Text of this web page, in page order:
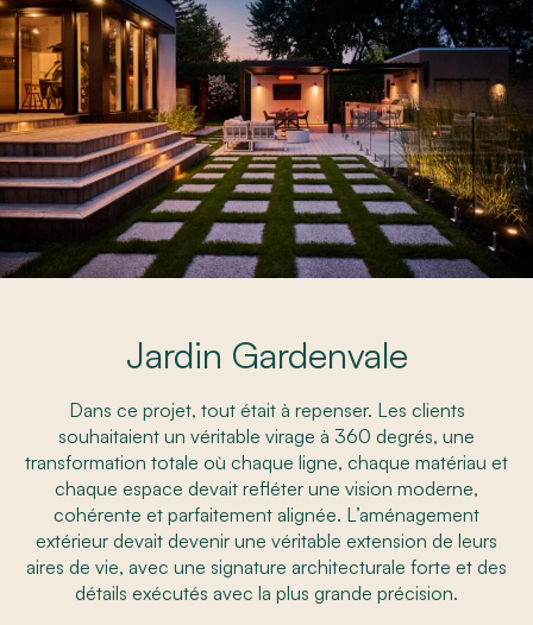
Jardin Gardenvale
Dans ce projet, tout était à repenser. Les clients
souhaitaient un véritable virage à 360 degrés, une
transformation totale où chaque ligne, chaque matériau et
chaque espace devait refléter une vision moderne,
cohérente et parfaitement alignée. L’aménagement
extérieur devait devenir une véritable extension de leurs
aires de vie, avec une signature architecturale forte et des
détails exécutés avec la plus grande précision.